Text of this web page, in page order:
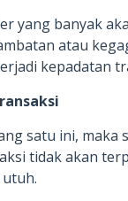
yang banyak
atau
kepadatan
satu ini, maka
tidak akan